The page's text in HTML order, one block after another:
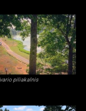
piliakalnis